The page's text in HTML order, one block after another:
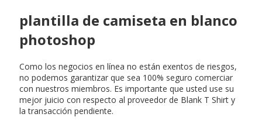
plantilla de camiseta en blanco
photoshop
Como los negocios en línea no están exentos de riesgos,
no podemos garantizar que sea 100% seguro comerciar
con nuestros miembros. Es importante que usted use su
mejor juicio con respecto al proveedor de Blank T Shirt y
la transacción pendiente.